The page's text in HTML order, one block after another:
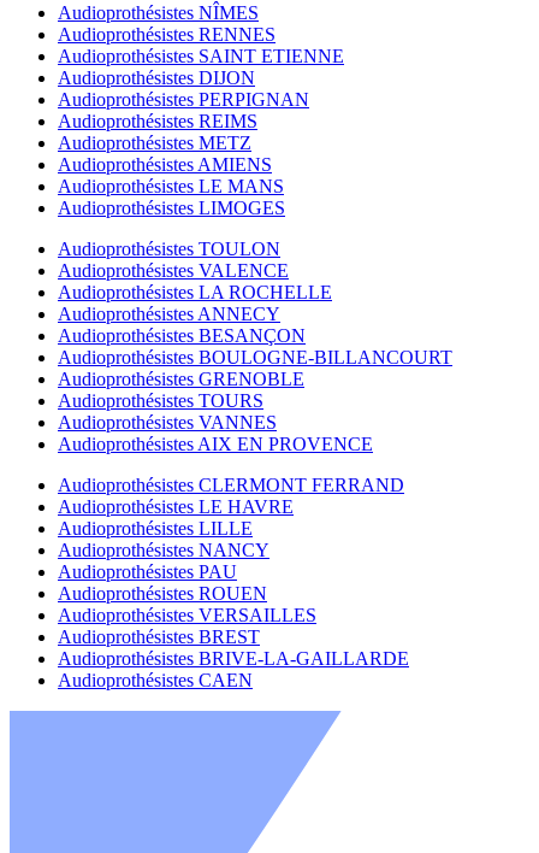
Audioprothésistes NÎMES
Audioprothésistes RENNES
Audioprothésistes SAINT ETIENNE
Audioprothésistes DIJON
Audioprothésistes PERPIGNAN
Audioprothésistes REIMS
Audioprothésistes METZ
Audioprothésistes AMIENS
Audioprothésistes LE MANS
Audioprothésistes LIMOGES
Audioprothésistes TOULON
Audioprothésistes VALENCE
Audioprothésistes LA ROCHELLE
Audioprothésistes ANNECY
Audioprothésistes BESANÇON
Audioprothésistes BOULOGNE-BILLANCOURT
Audioprothésistes GRENOBLE
Audioprothésistes TOURS
Audioprothésistes VANNES
Audioprothésistes AIX EN PROVENCE
Audioprothésistes CLERMONT FERRAND
Audioprothésistes LE HAVRE
Audioprothésistes LILLE
Audioprothésistes NANCY
Audioprothésistes PAU
Audioprothésistes ROUEN
Audioprothésistes VERSAILLES
Audioprothésistes BREST
Audioprothésistes BRIVE-LA-GAILLARDE
Audioprothésistes CAEN